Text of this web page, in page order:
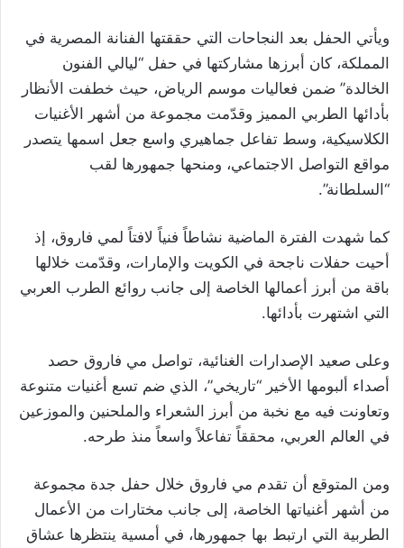
ويأتي الحفل بعد النجاحات التي حققتها الفنانة المصرية في
المملكة، كان أبرزها مشاركتها في حفل “ليالي الفنون
الخالدة” ضمن فعاليات موسم الرياض، حيث خطفت الأنظار
بأدائها الطربي المميز وقدّمت مجموعة من أشهر الأغنيات
الكلاسيكية، وسط تفاعل جماهيري واسع جعل اسمها يتصدر
مواقع التواصل الاجتماعي، ومنحها جمهورها لقب
“السلطانة”.
كما شهدت الفترة الماضية نشاطاً فنياً لافتاً لمي فاروق، إذ
أحيت حفلات ناجحة في الكويت والإمارات، وقدّمت خلالها
باقة من أبرز أعمالها الخاصة إلى جانب روائع الطرب العربي
التي اشتهرت بأدائها.
وعلى صعيد الإصدارات الغنائية، تواصل مي فاروق حصد
أصداء ألبومها الأخير “تاريخي”، الذي ضم تسع أغنيات متنوعة
وتعاونت فيه مع نخبة من أبرز الشعراء والملحنين والموزعين
في العالم العربي، محققاً تفاعلاً واسعاً منذ طرحه.
ومن المتوقع أن تقدم مي فاروق خلال حفل جدة مجموعة
من أشهر أغنياتها الخاصة، إلى جانب مختارات من الأعمال
الطربية التي ارتبط بها جمهورها، في أمسية ينتظرها عشاق